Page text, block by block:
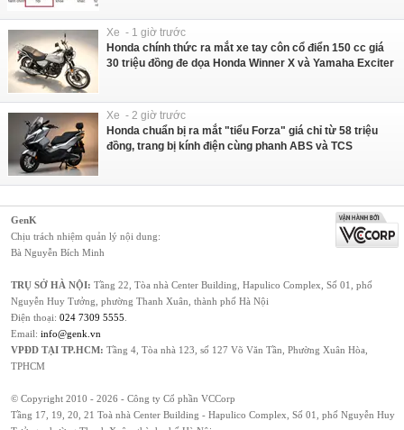
Xe - 1 giờ trước
Honda chính thức ra mắt xe tay côn cổ điển 150 cc giá
30 triệu đồng đe dọa Honda Winner X và Yamaha Exciter
Xe - 2 giờ trước
Honda chuẩn bị ra mắt "tiểu Forza" giá chỉ từ 58 triệu
đồng, trang bị kính điện cùng phanh ABS và TCS
GenK
Chịu trách nhiệm quản lý nội dung:
Bà Nguyễn Bích Minh
TRỤ SỞ HÀ NỘI: Tầng 22, Tòa nhà Center Building, Hapulico Complex, Số 01, phố
Nguyễn Huy Tưởng, phường Thanh Xuân, thành phố Hà Nội
Điện thoại: 024 7309 5555
Email: info@genk.vn
VPĐD TẠI TP.HCM: Tầng 4, Tòa nhà 123, số 127 Võ Văn Tần, Phường Xuân Hòa,
TPHCM
© Copyright 2010 - 2026 - Công ty Cổ phần VCCorp
Tầng 17, 19, 20, 21 Toà nhà Center Building - Hapulico Complex, Số 01, phố Nguyễn Huy